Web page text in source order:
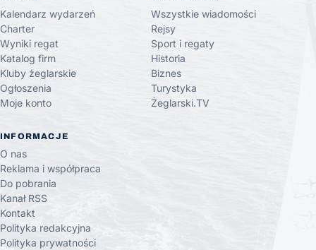
Kalendarz wydarzeń
Charter
Wyniki regat
Katalog firm
Kluby żeglarskie
Ogłoszenia
Moje konto
Wszystkie wiadomości
Rejsy
Sport i regaty
Historia
Biznes
Turystyka
Żeglarski.TV
INFORMACJE
O nas
Reklama i współpraca
Do pobrania
Kanał RSS
Kontakt
Polityka redakcyjna
Polityka prywatności